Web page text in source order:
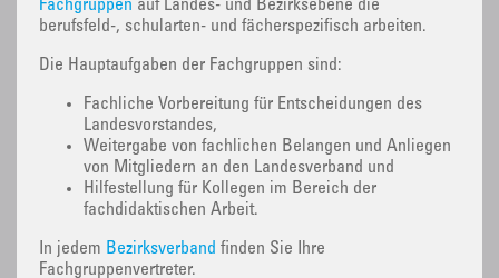
Fachgruppen auf Landes- und Bezirksebene die
berufsfeld-, schularten- und fächerspezifisch arbeiten.
Die Hauptaufgaben der Fachgruppen sind:
Fachliche Vorbereitung für Entscheidungen des
Landesvorstandes,
Weitergabe von fachlichen Belangen und Anliegen
von Mitgliedern an den Landesverband und
Hilfestellung für Kollegen im Bereich der
fachdidaktischen Arbeit.
In jedem Bezirksverband finden Sie Ihre
Fachgruppenvertreter.